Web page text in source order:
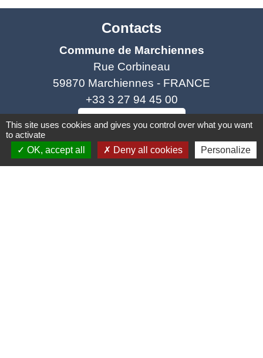
Contacts
Commune de Marchiennes
Rue Corbineau
59870 Marchiennes - FRANCE
+33 3 27 94 45 00
This site uses cookies and gives you control over what you want
to activate
OK, accept all
Deny all cookies Personalize